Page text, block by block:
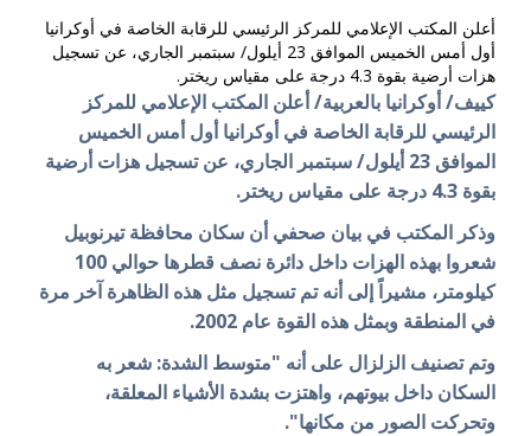
أعلن المكتب الإعلامي للمركز الرئيسي للرقابة الخاصة في أوكرانيا
أول أمس الخميس الموافق 23 أيلول/ سبتمبر الجاري، عن تسجيل
هزات أرضية بقوة 4.3 درجة على مقياس ريختر.
كييف/ أوكرانيا بالعربية/ أعلن المكتب الإعلامي للمركز
الرئيسي للرقابة الخاصة في أوكرانيا أول أمس الخميس
الموافق 23 أيلول/ سبتمبر الجاري، عن تسجيل هزات أرضية
بقوة 4.3 درجة على مقياس ريختر.
وذكر المكتب في بيان صحفي أن سكان محافظة تيرنوبيل
شعروا بهذه الهزات داخل دائرة نصف قطرها حوالي 100
كيلومتر، مشيراً إلى أنه تم تسجيل مثل هذه الظاهرة آخر مرة
في المنطقة وبمثل هذه القوة عام 2002.
وتم تصنيف الزلزال على أنه "متوسط الشدة: شعر به
السكان داخل بيوتهم، واهتزت بشدة الأشياء المعلقة،
وتحركت الصور من مكانها".